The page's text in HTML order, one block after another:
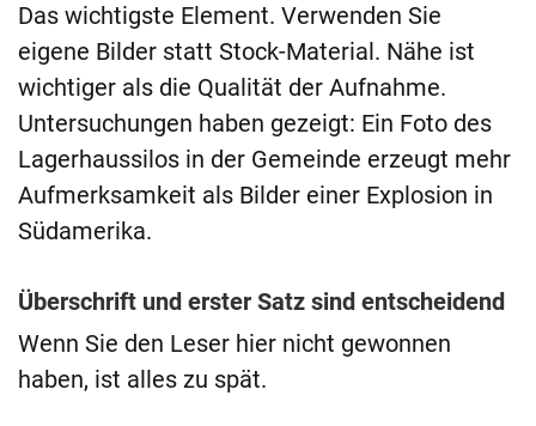
Das wichtigste Element. Verwenden Sie
eigene Bilder statt Stock-Material. Nähe ist
wichtiger als die Qualität der Aufnahme.
Untersuchungen haben gezeigt: Ein Foto des
Lagerhaussilos in der Gemeinde erzeugt mehr
Aufmerksamkeit als Bilder einer Explosion in
Südamerika.
Überschrift und erster Satz sind entscheidend
Wenn Sie den Leser hier nicht gewonnen
haben, ist alles zu spät.